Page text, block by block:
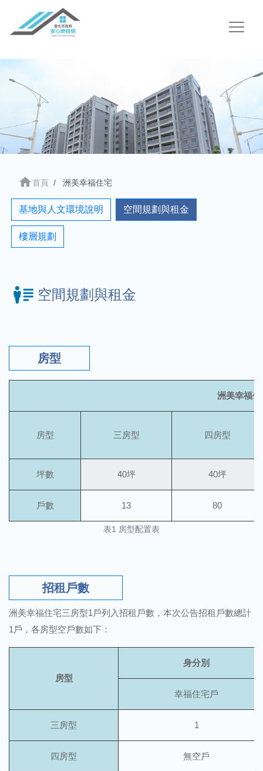
home首頁 洲美幸福住宅
基地與人文環境說明 空間規劃與租金
樓層規劃
空間規劃與租金
房型
洲美幸福住
房型 三房型 四房型
坪數 40坪 40坪
戶數 13 80
表1 房型配置表
招租戶數
洲美幸福住宅三房型1戶列入招租戶數，本次公告招租戶數總計
1戶，各房型空戶數如下：
房型
身分別
幸福住宅戶
三房型 1
四房型 無空戶